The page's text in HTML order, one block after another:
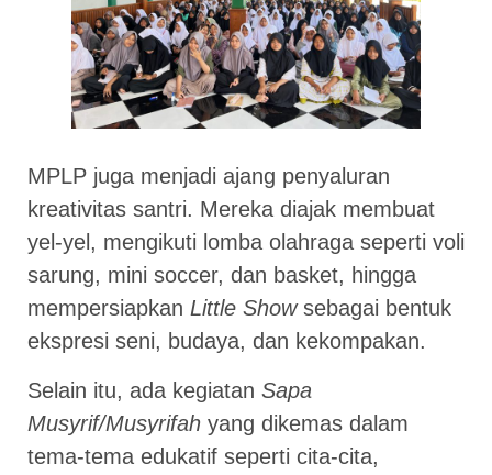
MPLP juga menjadi ajang penyaluran
kreativitas santri. Mereka diajak membuat
yel-yel, mengikuti lomba olahraga seperti voli
sarung, mini soccer, dan basket, hingga
mempersiapkan Little Showsebagai bentuk
ekspresi seni, budaya, dan kekompakan.
Selain itu, ada kegiatan Sapa
Musyrif/Musyrifah yang dikemas dalam
tema-tema edukatif seperti cita-cita,